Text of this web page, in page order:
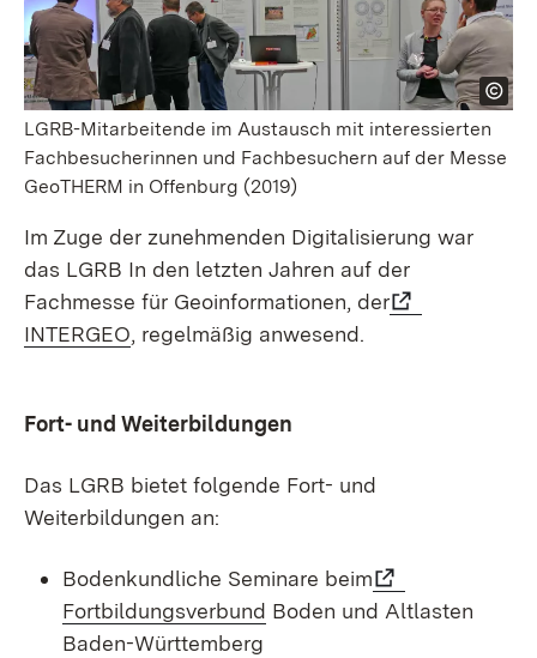
LGRB-Mitarbeitende im Austausch mit interessierten
Fachbesucherinnen und Fachbesuchern auf der Messe
GeoTHERM in Offenburg (2019)
Im Zuge der zunehmenden Digitalisierung war
das LGRB In den letzten Jahren auf der
Fachmesse für Geoinformationen, der
INTERGEO, regelmäßig anwesend.
Fort- und Weiterbildungen
Das LGRB bietet folgende Fort- und
Weiterbildungen an:
Bodenkundliche Seminare beim
Fortbildungsverbund Boden und Altlasten
Baden-Württemberg